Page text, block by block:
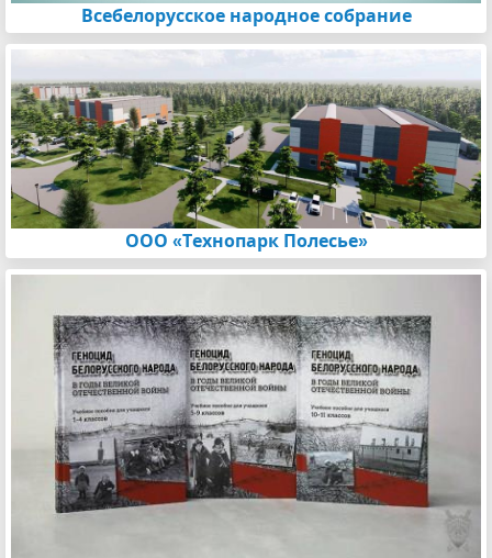
Всебелорусское народное собрание
ООО «Технопарк Полесье»